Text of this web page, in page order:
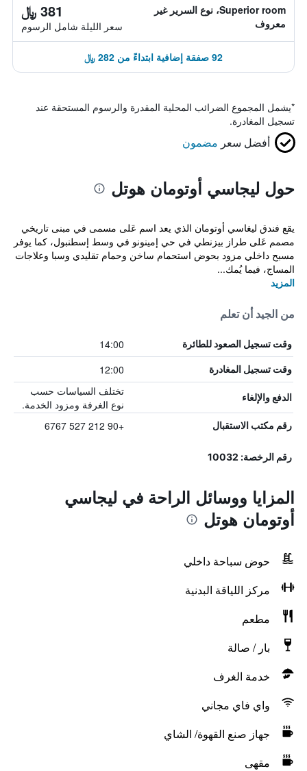
Superior room، نوع السرير غير
معروف
381 ﷼
سعر الليلة شامل الرسوم
92 صفقة إضافية ابتداءً من 282 ﷼
*يشمل المجموع الضرائب المحلية المقدرة والرسوم المستحقة عند
تسجيل المغادرة.
أفضل سعر مضمون
حول ليجاسي أوتومان هوتل
يقع فندق ليغاسي أوتومان الذي يعد اسم عَلى مسمى في مبنى تاريخي
مصمم عَلى طراز بيزنطي في حي إمينونو في وسط إسطنبول، كما يوفر
مسبح داخلي مزود بحوض استحمام ساخن وحمام تقليدي وسبا وعلاجات
المساج، فيما يُمك...
المزيد
من الجيد أن تعلم
وقت تسجيل الصعود للطائرة 14:00
وقت تسجيل المغادرة 12:00
الدفع والإلغاء
تختلف السياسات حسب
نوع الغرفة ومزود الخدمة.
رقم مكتب الاستقبال +90 212 527 6767
رقم الرخصة: 10032
المزايا ووسائل الراحة في ليجاسي
أوتومان هوتل
حوض سباحة داخلي
مركز اللياقة البدنية
مطعم
بار / صالة
خدمة الغرف
واي فاي مجاني
جهاز صنع القهوة/ الشاي
مقهى